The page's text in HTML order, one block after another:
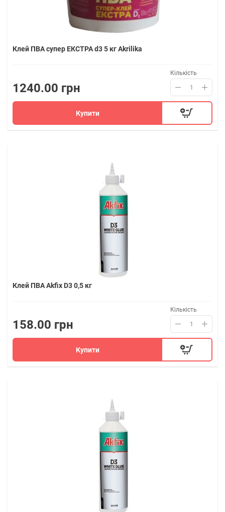
Клей ПВА супер ЕКСТРА d3 5 кг Akrilika
1240.00 грн
Кількість
Купити
Клей ПВА Akfix D3 0,5 кг
158.00 грн
Кількість
Купити